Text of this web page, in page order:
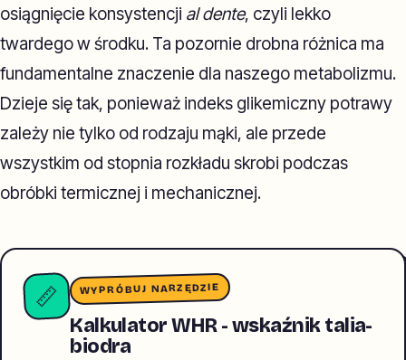
osiągnięcie konsystencji al dente, czyli lekko
twardego w środku. Ta pozornie drobna różnica ma
fundamentalne znaczenie dla naszego metabolizmu.
Dzieje się tak, ponieważ indeks glikemiczny potrawy
zależy nie tylko od rodzaju mąki, ale przede
wszystkim od stopnia rozkładu skrobi podczas
obróbki termicznej i mechanicznej.
📏 WYPRÓBUJ NARZĘDZIE
Kalkulator WHR - wskaźnik talia-
biodra